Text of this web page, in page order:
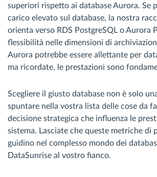
superiori rispetto ai database Aurora. Se
carico elevato sul database, la nostra
orienta verso RDS PostgreSQL o Aurora
flessibilità nelle dimensioni di
Aurora potrebbe essere allettante per
ma ricordate, le prestazioni sono
Scegliere il giusto database non è solo
spuntare nella vostra lista delle cose da
decisione strategica che influenza le
sistema. Lasciate che queste metriche di
guidino nel complesso mondo dei
DataSunrise al vostro fianco.